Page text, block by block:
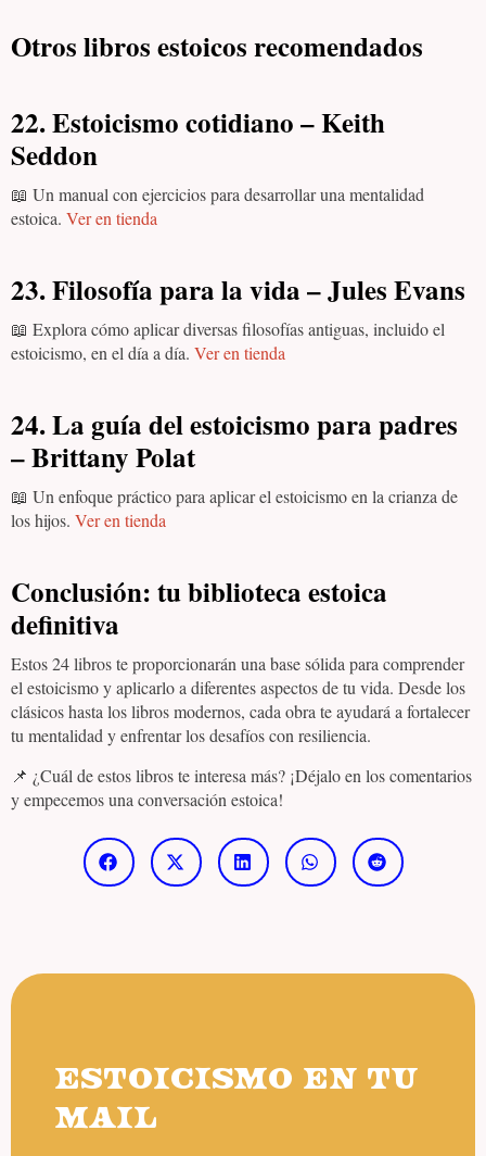
Otros libros estoicos recomendados
22. Estoicismo cotidiano – Keith
Seddon
📖 Un manual con ejercicios para desarrollar una mentalidad
estoica. Ver en tienda
23. Filosofía para la vida – Jules Evans
📖 Explora cómo aplicar diversas filosofías antiguas, incluido el
estoicismo, en el día a día. Ver en tienda
24. La guía del estoicismo para padres
– Brittany Polat
📖 Un enfoque práctico para aplicar el estoicismo en la crianza de
los hijos. Ver en tienda
Conclusión: tu biblioteca estoica
definitiva
Estos 24 libros te proporcionarán una base sólida para comprender
el estoicismo y aplicarlo a diferentes aspectos de tu vida. Desde los
clásicos hasta los libros modernos, cada obra te ayudará a fortalecer
tu mentalidad y enfrentar los desafíos con resiliencia.
📌 ¿Cuál de estos libros te interesa más? ¡Déjalo en los comentarios
y empecemos una conversación estoica!
ESTOICISMO EN TU
MAIL